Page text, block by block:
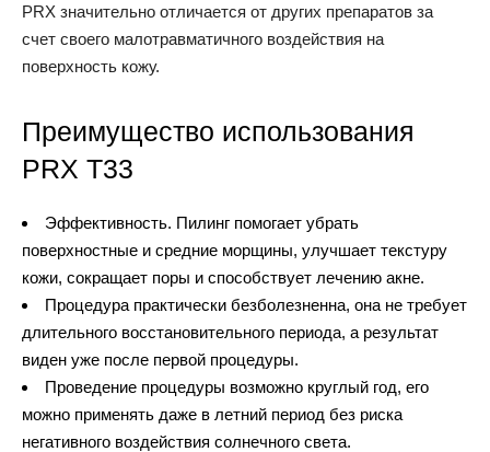
PRX значительно отличается от других препаратов за
счет своего малотравматичного воздействия на
поверхность кожу.
Преимущество использования
PRX T33
Эффективность. Пилинг помогает убрать
поверхностные и средние морщины, улучшает текстуру
кожи, сокращает поры и способствует лечению акне.
Процедура практически безболезненна, она не требует
длительного восстановительного периода, а результат
виден уже после первой процедуры.
Проведение процедуры возможно круглый год, его
можно применять даже в летний период без риска
негативного воздействия солнечного света.